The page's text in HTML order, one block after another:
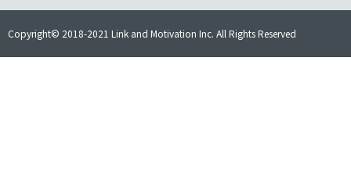
Copyright© 2018-2021 Link and Motivation Inc. All Rights Reserved